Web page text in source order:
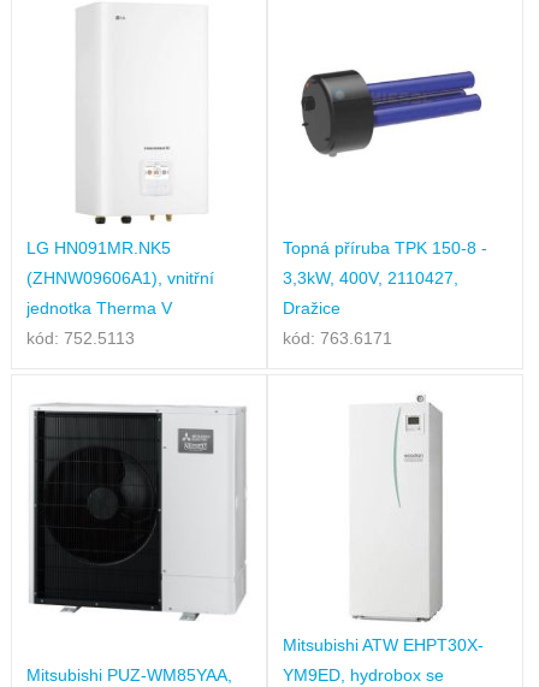
LG HN091MR.NK5
(ZHNW09606A1), vnitřní
jednotka Therma V
kód: 752.5113
Topná příruba TPK 150-8 -
3,3kW, 400V, 2110427,
Dražice
kód: 763.6171
Mitsubishi PUZ-WM85YAA,
Mitsubishi ATW EHPT30X-
YM9ED, hydrobox se